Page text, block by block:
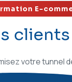
E-
votre